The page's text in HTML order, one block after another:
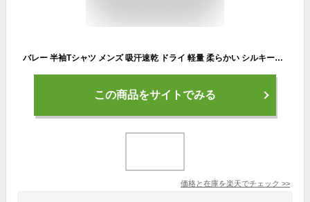
バレー 半袖Tシャツ メンズ 吸汗速乾 ドライ 軽量 柔らかい シルキータッチ 部活 練習着 「オールプレー」 ノースアイランド NORTHISLAND
この商品をサイトでみる
価格と在庫を楽天でチェック >>